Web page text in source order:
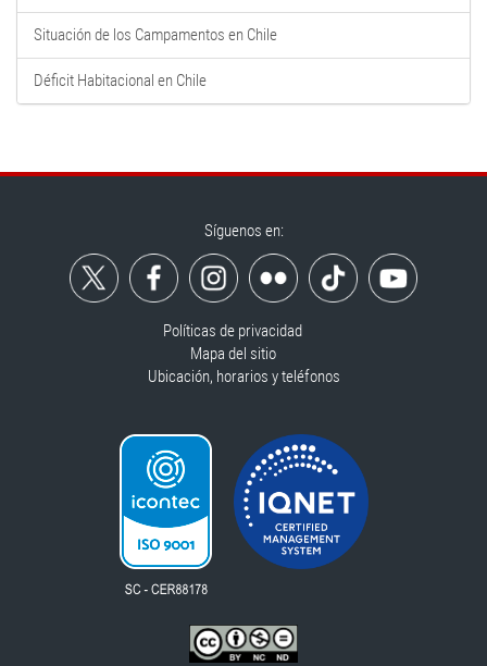
Situación de los Campamentos en Chile
Déficit Habitacional en Chile
Síguenos en:
Políticas de privacidad
Mapa del sitio
Ubicación, horarios y teléfonos